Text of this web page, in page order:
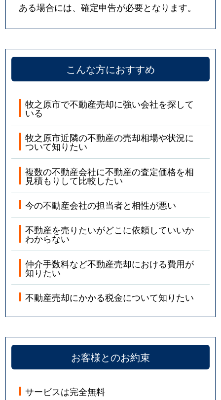
ある場合には、確定申告が必要となります。
こんな方におすすめ
牧之原市で不動産売却に強い会社を探して
いる
牧之原市近隣の不動産の売却相場や状況に
ついて知りたい
複数の不動産会社に不動産の査定価格を相
見積もりして比較したい
今の不動産会社の担当者と相性が悪い
不動産を売りたいがどこに依頼していいか
わからない
仲介手数料など不動産売却における費用が
知りたい
不動産売却にかかる税金について知りたい
お客様とのお約束
サービスは完全無料